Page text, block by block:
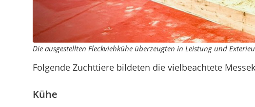
Die ausgestellten Fleckviehkühe überzeugten in Leistung und
Folgende Zuchttiere bildeten die vielbeachtete
Kühe